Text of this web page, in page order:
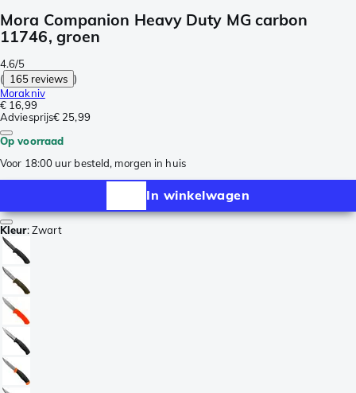
Mora Companion Heavy Duty MG carbon
11746, groen
4.6/5
( 165 reviews )
Morakniv
€ 16,99
Adviesprijs€ 25,99
Op voorraad
Voor 18:00 uur besteld, morgen in huis
In winkelwagen
Kleur:Zwart